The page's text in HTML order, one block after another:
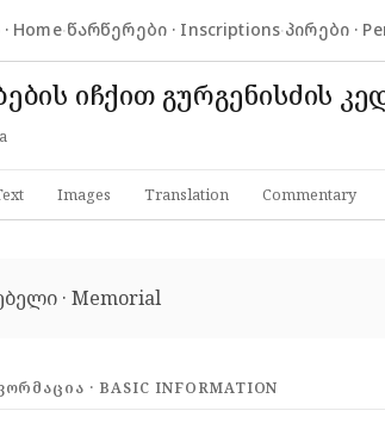
Home·წარწერები · Inscriptions·პირები ·
იჩქით გურგენისძის
Images Translation Commentary
· Memorial
· BASIC INFORMATION